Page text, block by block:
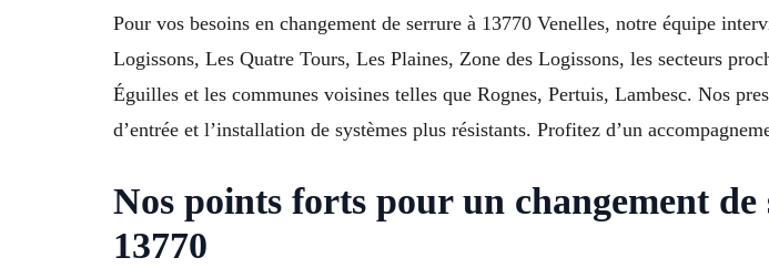
Pour vos besoins en changement de serrure à 13770 Venelles, notre équipe
Logissons, Les Quatre Tours, Les Plaines, Zone des Logissons, les secteurs
Éguilles et les communes voisines telles que Rognes, Pertuis, Lambesc. Nos
d’entrée et l’installation de systèmes plus résistants. Profitez d’un
Nos points forts pour un changement
13770